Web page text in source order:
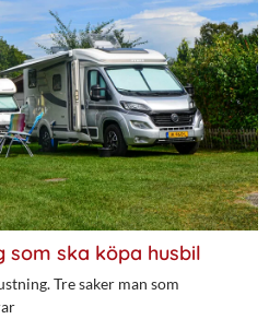
som ska köpa husbil
Tre saker man som